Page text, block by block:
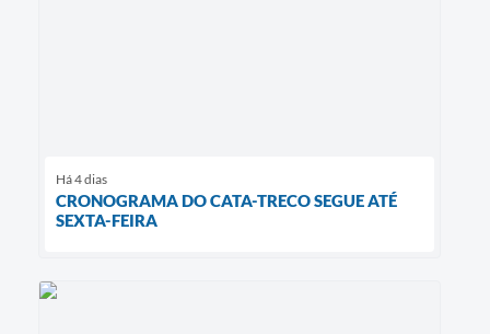
Há 4 dias
CRONOGRAMA DO CATA-TRECO SEGUE ATÉ
SEXTA-FEIRA